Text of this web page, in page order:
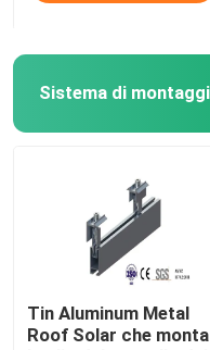
Tin Aluminum Metal
Roof Solar che monta